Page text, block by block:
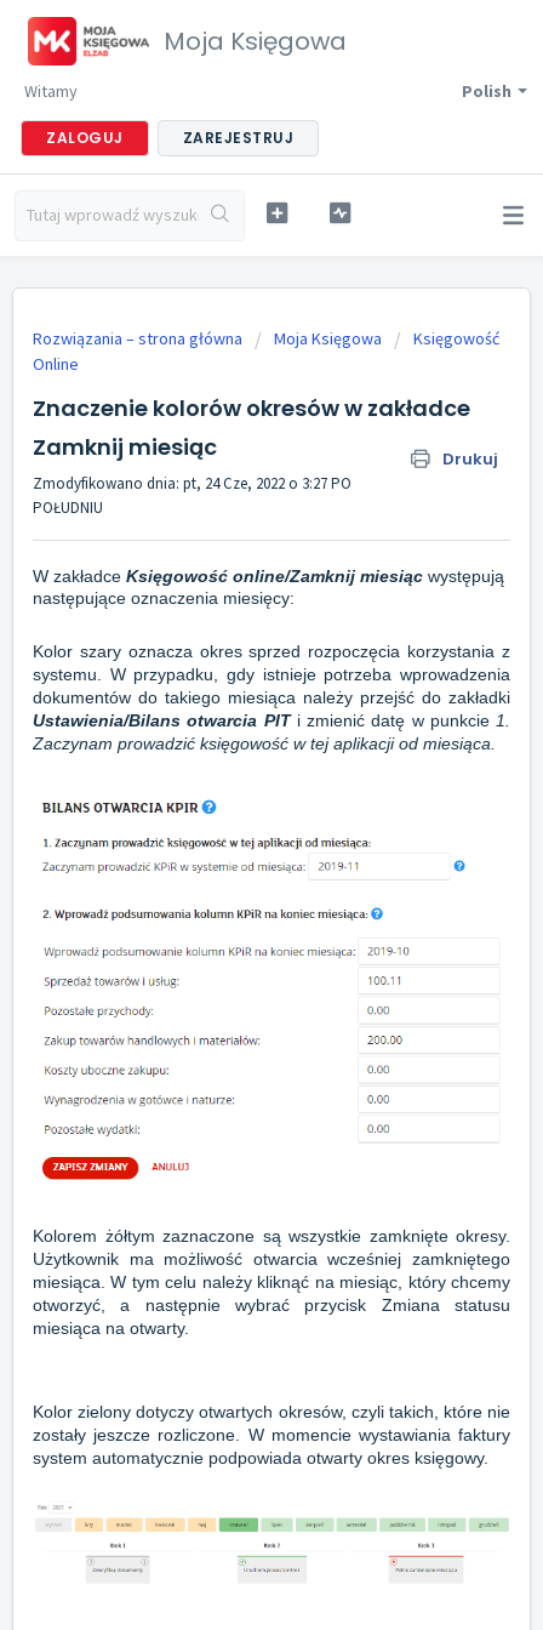
Moja Księgowa
Polish
Witamy
ZALOGUJ ZAREJESTRUJ
Rozwiązania – strona główna Moja Księgowa
Księgowość
Online
Znaczenie kolorów okresów w zakładce
Zamknij miesiąc
Drukuj
Zmodyfikowano dnia: pt, 24 Cze, 2022 o 3:27 PO
POŁUDNIU
W zakładce Księgowość online/Zamknij miesiąc występują
następujące oznaczenia miesięcy:
Kolor szary oznacza okres sprzed rozpoczęcia korzystania z
systemu. W przypadku, gdy istnieje potrzeba wprowadzenia
dokumentów do takiego miesiąca należy przejść do zakładki
Ustawienia/Bilans otwarcia PITi zmienić datę w punkcie 1.
Zaczynam prowadzić księgowość w tej aplikacji od miesiąca.
Kolorem żółtym zaznaczone są wszystkie zamknięte okresy.
Użytkownik ma możliwość otwarcia wcześniej zamkniętego
miesiąca. W tym celu należy kliknąć na miesiąc, który chcemy
otworzyć, a następnie wybrać przycisk Zmiana statusu
miesiąca na otwarty.
Kolor zielony dotyczy otwartych okresów, czyli takich, które nie
zostały jeszcze rozliczone. W momencie wystawiania faktury
system automatycznie podpowiada otwarty okres księgowy.